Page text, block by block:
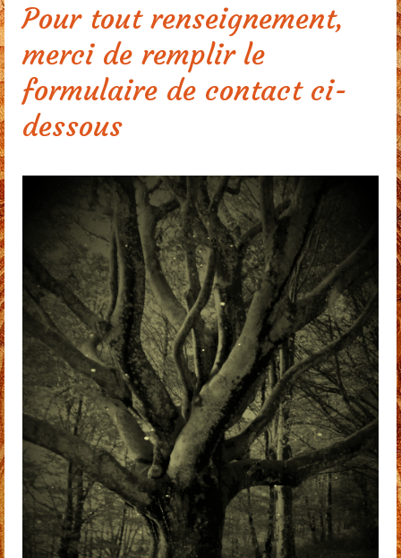
Restauration
Habillage escalier
Menuiserie extérieure
Contact
Pour tout renseignement,
merci de remplir le
formulaire de contact ci-
dessous